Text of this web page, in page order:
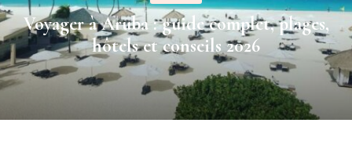
Voyager à Aruba : guide complet, plages,
hôtels et conseils 2026